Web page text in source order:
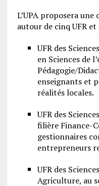
L’UPA proposera
autour de cinq UFR
UFR des
en Sciences de
Pédagogie/
enseignants et
réalités locales.
UFR des
filière Finance-
gestionnaires
entrepreneurs
UFR des
Agriculture, au